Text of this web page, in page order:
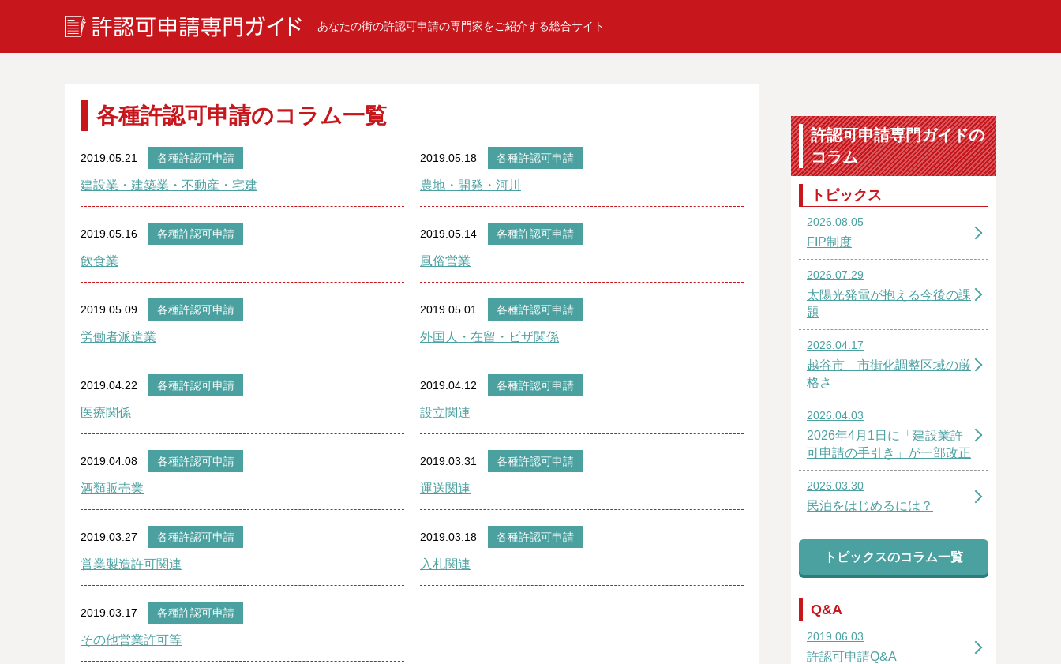
あなたの街の許認可申請の専門家をご紹介する総合サイト
各種許認可申請のコラム一覧
2019.05.21 各種許認可申請
建設業・建築業・不動産・宅建
2019.05.18 各種許認可申請
農地・開発・河川
2019.05.16 各種許認可申請
飲食業
2019.05.14 各種許認可申請
風俗営業
2019.05.09 各種許認可申請
労働者派遣業
2019.05.01 各種許認可申請
外国人・在留・ビザ関係
2019.04.22 各種許認可申請
医療関係
2019.04.12 各種許認可申請
設立関連
2019.04.08 各種許認可申請
酒類販売業
2019.03.31 各種許認可申請
運送関連
2019.03.27 各種許認可申請
営業製造許可関連
2019.03.18 各種許認可申請
入札関連
2019.03.17 各種許認可申請
その他営業許可等
許認可申請専門ガイドの
コラム
トピックス
2026.08.05
FIP制度
2026.07.29
太陽光発電が抱える今後の課
題
2026.04.17
越谷市 市街化調整区域の厳
格さ
2026.04.03
2026年4月1日に「建設業許
可申請の手引き」が一部改正
2026.03.30
民泊をはじめるには？
トピックスのコラム一覧
Q&A
2019.06.03
許認可申請Q&A